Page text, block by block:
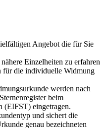
Angebot die für Sie
Einzelheiten zu erfahren
für die individuelle Widmung
werden nach
beim
(EIFST) eingetragen.
und sichert die
genau bezeichneten